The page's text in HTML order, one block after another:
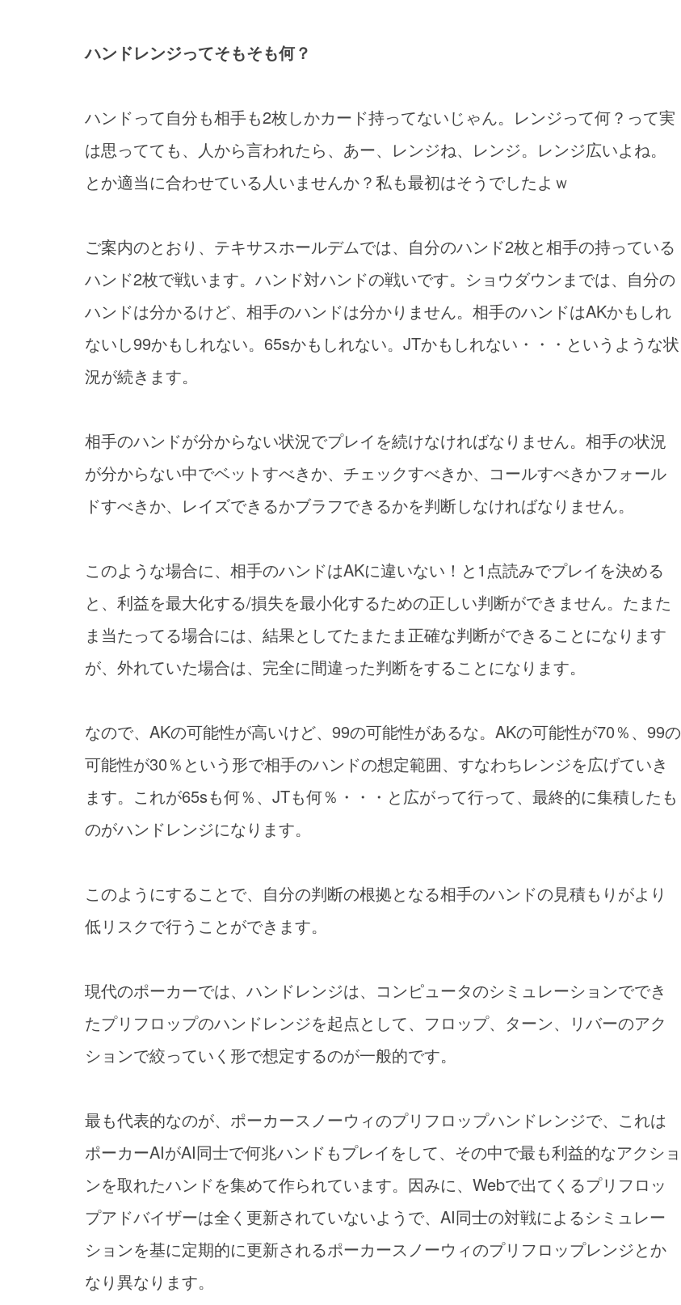
ハンドレンジってそもそも何？
ハンドって自分も相手も2枚しかカード持ってないじゃん。レンジって何？って実
は思ってても、人から言われたら、あー、レンジね、レンジ。レンジ広いよね。
とか適当に合わせている人いませんか？私も最初はそうでしたよｗ
ご案内のとおり、テキサスホールデムでは、自分のハンド2枚と相手の持っている
ハンド2枚で戦います。ハンド対ハンドの戦いです。ショウダウンまでは、自分の
ハンドは分かるけど、相手のハンドは分かりません。相手のハンドはAKかもしれ
ないし99かもしれない。65sかもしれない。JTかもしれない・・・というような状
況が続きます。
相手のハンドが分からない状況でプレイを続けなければなりません。相手の状況
が分からない中でベットすべきか、チェックすべきか、コールすべきかフォール
ドすべきか、レイズできるかブラフできるかを判断しなければなりません。
このような場合に、相手のハンドはAKに違いない！と1点読みでプレイを決める
と、利益を最大化する/損失を最小化するための正しい判断ができません。たまた
ま当たってる場合には、結果としてたまたま正確な判断ができることになります
が、外れていた場合は、完全に間違った判断をすることになります。
なので、AKの可能性が高いけど、99の可能性があるな。AKの可能性が70％、99の
可能性が30％という形で相手のハンドの想定範囲、すなわちレンジを広げていき
ます。これが65sも何％、JTも何％・・・と広がって行って、最終的に集積したも
のがハンドレンジになります。
このようにすることで、自分の判断の根拠となる相手のハンドの見積もりがより
低リスクで行うことができます。
現代のポーカーでは、ハンドレンジは、コンピュータのシミュレーションででき
たプリフロップのハンドレンジを起点として、フロップ、ターン、リバーのアク
ションで絞っていく形で想定するのが一般的です。
最も代表的なのが、ポーカースノーウィのプリフロップハンドレンジで、これは
ポーカーAIがAI同士で何兆ハンドもプレイをして、その中で最も利益的なアクショ
ンを取れたハンドを集めて作られています。因みに、Webで出てくるプリフロッ
プアドバイザーは全く更新されていないようで、AI同士の対戦によるシミュレー
ションを基に定期的に更新されるポーカースノーウィのプリフロップレンジとか
なり異なります。